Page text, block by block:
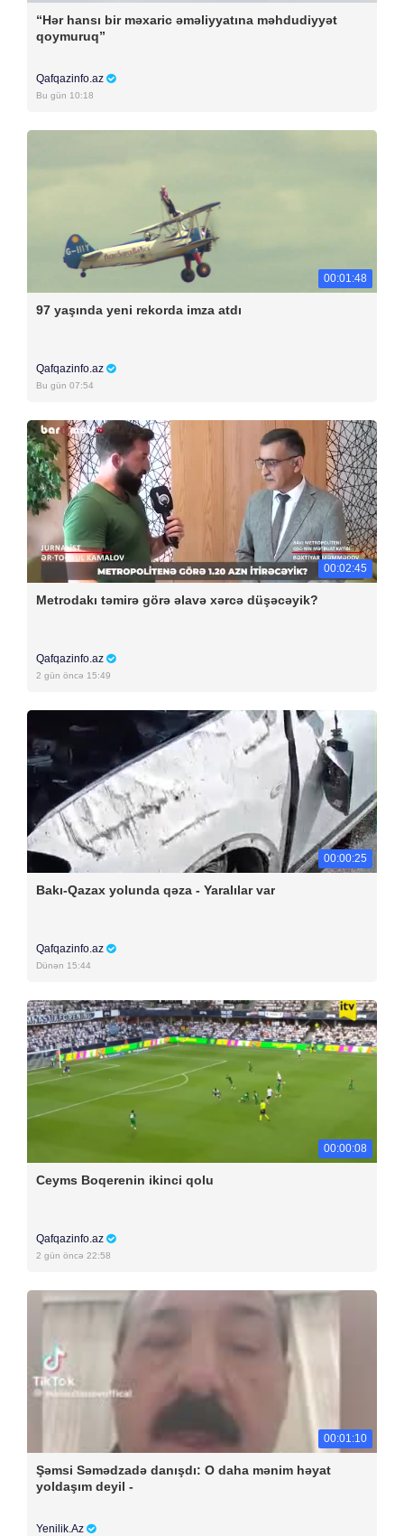
“Hər hansı bir məxaric əməliyyatına məhdudiyyət
qoymuruq”
Qafqazinfo.az
Bu gün 10:18
00:01:48
97 yaşında yeni rekorda imza atdı
Qafqazinfo.az
Bu gün 07:54
00:02:45
Metrodakı təmirə görə əlavə xərcə düşəcəyik?
Qafqazinfo.az
2 gün öncə 15:49
00:00:25
Bakı-Qazax yolunda qəza - Yaralılar var
Qafqazinfo.az
Dünən 15:44
00:00:08
Ceyms Boqerenin ikinci qolu
Qafqazinfo.az
2 gün öncə 22:58
00:01:10
Şəmsi Səmədzadə danışdı: O daha mənim həyat
yoldaşım deyil -
Yenilik.Az